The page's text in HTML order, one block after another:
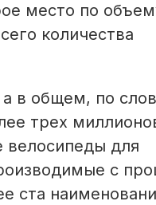
место по
количества
а в общем, по
трех
велосипеды для
с
ста